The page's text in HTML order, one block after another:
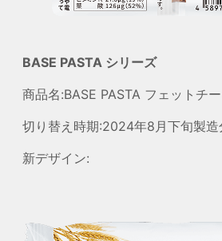
BASE PASTA シリーズ
商品名:BASE PASTA フェットチ
切り替え時期:2024年8月下旬製造
新デザイン: